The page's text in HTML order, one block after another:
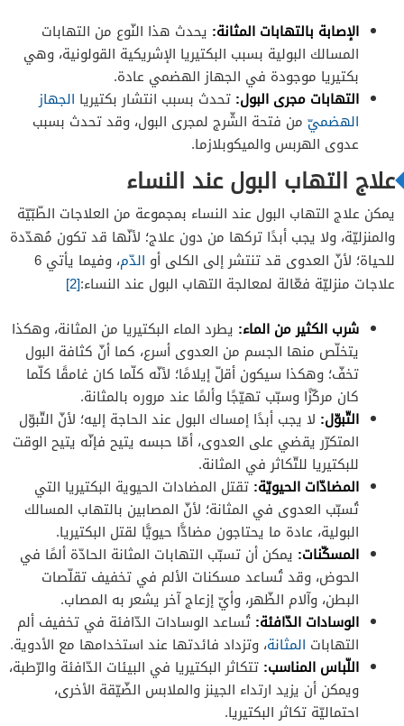
الإصابة بالتهابات المثانة: يحدث هذا النّوع من التهابات
المسالك البولية بسبب البكتيريا الإشريكية القولونية، وهي
بكتيريا موجودة في الجهاز الهضمي عادة.
التهابات مجرى البول: تحدث بسبب انتشار بكتيريا الجهاز
الهضميّ من فتحة الشّرج لمجرى البول، وقد تحدث بسبب
عدوى الهربس والميكوبلازما.
علاج التهاب البول عند النساء
يمكن علاج التهاب البول عند النساء بمجموعة من العلاجات الطّبّيّة
والمنزليّة، ولا يجب أبدًا تركها من دون علاج؛ لأنّها قد تكون مُهدّدة
للحياة؛ لأنّ العدوى قد تنتشر إلى الكلى أو الدّم
، وفيما يأتي 6
علاجات منزليّة فعّالة لمعالجة التهاب البول عند النساء:[2]
شرب الكثير من الماء: يطرد الماء البكتيريا من المثانة، وهكذا
يتخلّص منها الجسم من العدوى أسرع، كما أنّ كثافة البول
تخفّ؛ وهكذا سيكون أقلّ إيلامًا؛ لأنّه كلّما كان غامقًا كلّما
كان مركّزًا وسبّب تهيّجًا وألمًا عند مروره بالمثانة.
التّبوّل: لا يجب أبدًا إمساك البول عند الحاجة إليه؛ لأنّ التّبوّل
المتكرّر يقضي على العدوى، أمّا حبسه يتيح فإنّه يتيح الوقت
للبكتيريا للتّكاثر في المثانة.
المضادّات الحيويّة: تقتل المضادات الحيوية البكتيريا التي
تُسبّب العدوى في المثانة؛ لأنّ المصابين بالتهاب المسالك
البولية، عادة ما يحتاجون مضادًّا حيويًّا لقتل البكتيريا.
المسكّنات: يمكن أن تسبّب التهابات المثانة الحادّة ألمًا في
الحوض، وقد تُساعد مسكنات الألم في تخفيف تقلّصات
البطن، وآلام الظّهر، وأيّ إزعاج آخر يشعر به المصاب.
الوسادات الدّافئة: تُساعد الوسادات الدّافئة في تخفيف ألم
التهابات المثانة، وتزداد فائدتها عند استخدامها مع الأدوية.
اللّباس المناسب: تتكاثر البكتيريا في البيئات الدّافئة والرّطبة،
ويمكن أن يزيد ارتداء الجينز والملابس الضّيّقة الأخرى،
احتماليّة تكاثر البكتيريا.